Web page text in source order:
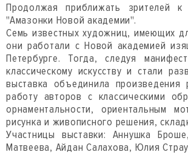
Продолжая приближать зрителей к
"Амазонки Новой академии".
Семь известных художниц, имеющих
они работали с Новой академией
Петербурге. Тогда, следуя
классическому искусству и стали
выставка объединила
работу авторов с классическими
орнаментальности, ориентальным
рисунка и живописного решения,
Участницы выставки: Аннушка
Матвеева, Айдан Салахова, Юлия